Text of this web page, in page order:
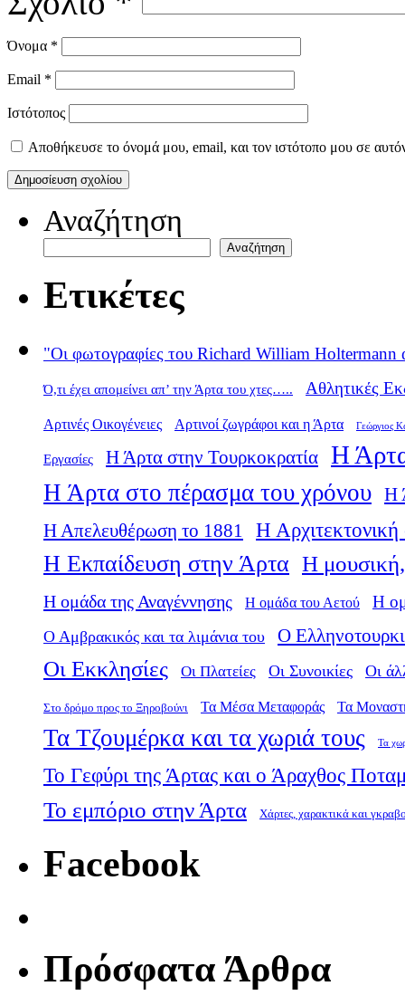
Όνομα *
Email *
Ιστότοπος
Αποθήκευσε το όνομά μου, email, και τον ιστότοπο μου σε
Αναζήτηση
Αναζήτηση
Ετικέτες
"Οι φωτογραφίες του Richard William Holtermann
Ό,τι έχει απομείνει απ’ την Άρτα του χτες….. Αθλητικές
Αρτινές Οικογένειες Αρτινοί ζωγράφοι και η Άρτα Γεώργιος
Εργασίες Η Άρτα στην Τουρκοκρατία Η
Η Άρτα στο πέρασμα του χρόνου Η
Η Απελευθέρωση το 1881
Η
Η Εκπαίδευση στην Άρτα Η μουσική,
Η ομάδα της Αναγέννησης Η ομάδα του Αετού Η
Ο Αμβρακικός και τα λιμάνια του Ο
Οι Εκκλησίες Οι Πλατείες Οι Συνοικίες Οι
Στο δρόμο προς το Ξηροβούνι Τα Μέσα Μεταφοράς Τα
Τα Τζουμέρκα και τα χωριά τους Τα
Το Γεφύρι της Άρτας και ο Άραχθος
Το εμπόριο στην Άρτα Χάρτες, χαρακτικά και
Facebook
Πρόσφατα Άρθρα